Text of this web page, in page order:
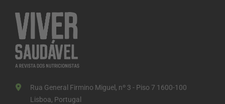
Rua General Firmino Miguel, nº 3 - Piso 7 1600-100
Lisboa, Portugal